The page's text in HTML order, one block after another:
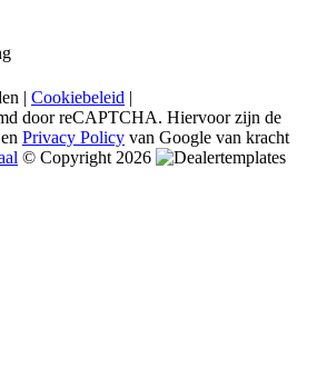
| Cookiebeleid |
door reCAPTCHA. Hiervoor zijn de
en Privacy Policy van Google van kracht
© Copyright 2026